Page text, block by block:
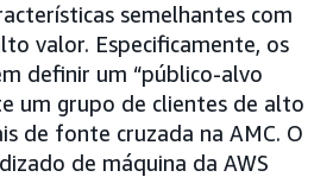
semelhantes com
valor. Especificamente, os
definir um “público-alvo
um grupo de clientes de alto
de fonte cruzada na AMC. O
de máquina da AWS